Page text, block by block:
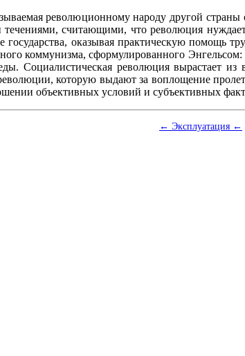
революционному народу другой
течениями, считающими, что революция
государства, оказывая практическую помощь
коммунизма, сформулированного
Социалистическая революция вырастает
которую выдают за воплощение
объективных условий и субъективных
← Эксплуатация ←